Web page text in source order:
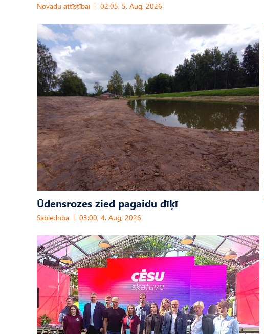
Novadu attīstībai 02:05, 5. Aug, 2026
Ūdensrozes zied pagaidu dīķī
Sabiedrība 03:00, 4. Aug, 2026